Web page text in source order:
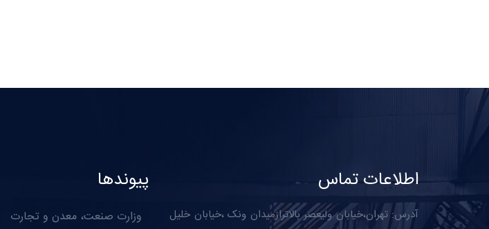
پیوندها
وزارت صنعت، معدن و تجارت
اطلاعات تماس
آدرس: تهران،خیابان ولیعصر بالاترازمیدان ونک ،خیابان خلیل